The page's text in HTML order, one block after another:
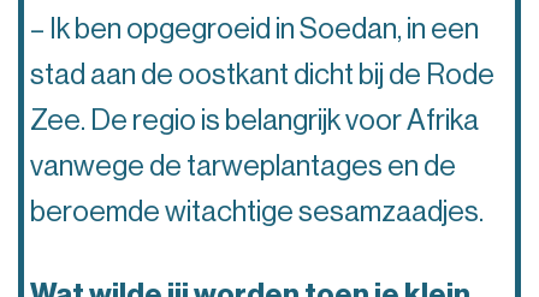
– Ik ben opgegroeid in Soedan, in een
stad aan de oostkant dicht bij de Rode
Zee. De regio is belangrijk voor Afrika
vanwege de tarweplantages en de
beroemde witachtige sesamzaadjes.